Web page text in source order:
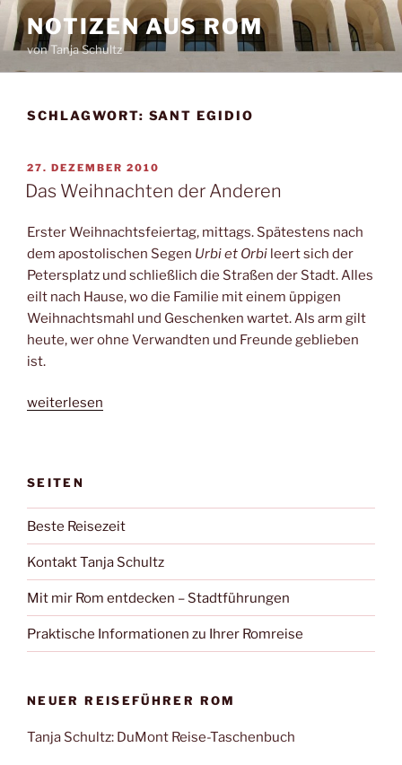
Zum
Inhalt
springen
NOTIZEN AUS ROM
von Tanja Schultz
SCHLAGWORT: SANT EGIDIO
VERÖFFENTLICHT
AM
27. DEZEMBER 2010
Das Weihnachten der Anderen
Erster Weihnachtsfeiertag, mittags. Spätestens nach
dem apostolischen Segen Urbi et Orbi leert sich der
Petersplatz und schließlich die Straßen der Stadt. Alles
eilt nach Hause, wo die Familie mit einem üppigen
Weihnachtsmahl und Geschenken wartet. Als arm gilt
heute, wer ohne Verwandten und Freunde geblieben
ist.
„Das
weiterlesen
SEITEN
Beste Reisezeit
Kontakt Tanja Schultz
Mit mir Rom entdecken – Stadtführungen
Praktische Informationen zu Ihrer Romreise
NEUER REISEFÜHRER ROM
Tanja Schultz: DuMont Reise-Taschenbuch